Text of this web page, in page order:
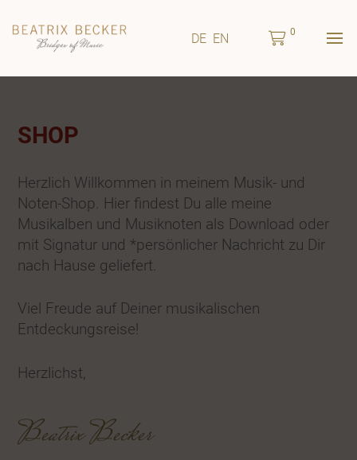
DE EN 0
SHOP
Herzlich Willkommen in meinem Musik- und
Noten-Shop. Hier findest Du alle meine
Musikalben und Musiknoten als Download oder
mit Signatur und *persönlicher Nachricht zu Dir
nach Hause geliefert.
Viel Freude auf Deiner musikalischen
Entdeckungsreise!
Herzlichst,
Beatrix Becker